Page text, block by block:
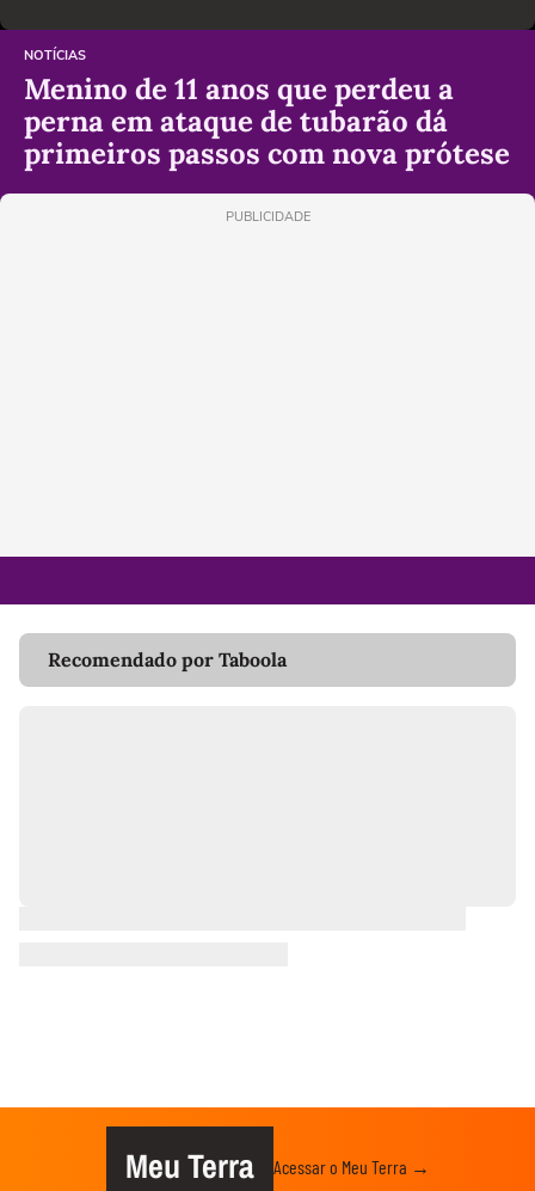
NOTÍCIAS
Menino de 11 anos que perdeu a
perna em ataque de tubarão dá
primeiros passos com nova prótese
PUBLICIDADE
Recomendado por Taboola
Meu Terra Acessar o Meu Terra →